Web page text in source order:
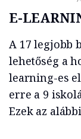
E-
A 17 legjobb
lehetőség a
learning-es
erre a 9
Ezek az